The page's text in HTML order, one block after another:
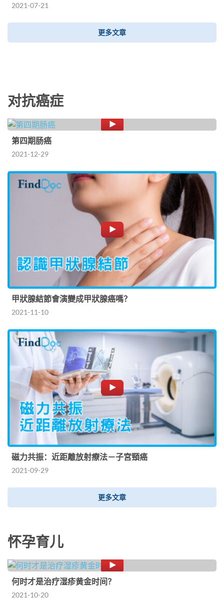
2021-07-21
更多文章
对抗癌症
第四期肠癌
2021-12-29
甲狀腺結節會演變成甲狀腺癌嗎？
2021-11-10
磁力共振：近距離放射療法－子宮頸癌
2021-09-29
更多文章
怀孕育儿
何时才是治疗湿疹黄金时间？
2021-10-20